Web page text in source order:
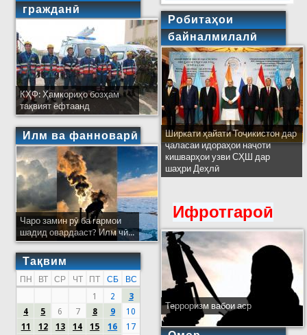
гражданӣ
КҲФ: Ҳамкориҳо бозҳам
тақвият ёфтаанд
Илм ва фанноварӣ
Чаро замин рӯ ба гармои
шадид овардааст? Илм чӣ...
Тақвим
ПН ВТ СР ЧТ ПТ СБ
ВС
1
2
3
4
5 6 7 8 9
10
11
12 13 14 15 16
17
Робитаҳои
байналмилалӣ
Ширкати ҳайати Тоҷикистон дар
ҷаласаи идораҳои наҷоти
кишварҳои узви СҲШ дар
шаҳри Деҳлӣ
Ифротгароӣ
Терроризм вабои аср